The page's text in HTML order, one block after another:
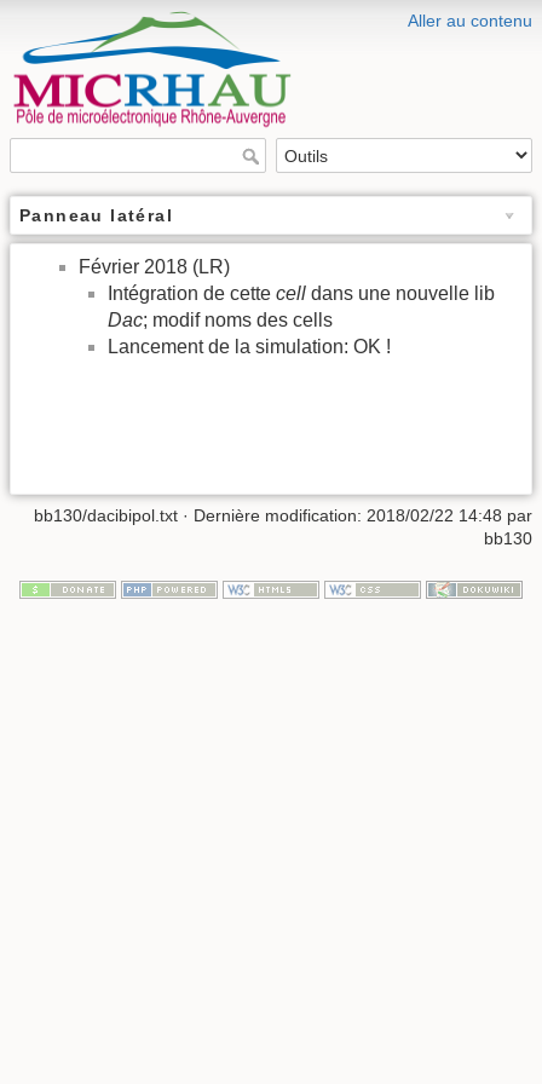
Aller au contenu
Panneau latéral
Février 2018 (LR)
Intégration de cette cell dans une nouvelle lib
Dac; modif noms des cells
Lancement de la simulation: OK !
bb130/dacibipol.txt · Dernière modification: 2018/02/22 14:48 par
bb130